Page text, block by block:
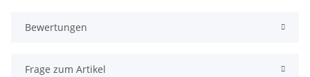
Bewertungen
Frage zum Artikel